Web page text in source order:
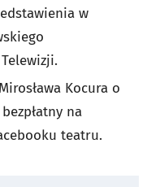
w
Kocura o
na
teatru.